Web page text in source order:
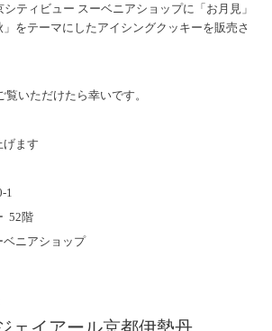
ティビュー スーベニアショップに「お月見」
をテーマにしたアイシングクッキーを販売さ
いただけたら幸いです。
げます
1
52階
ニアショップ